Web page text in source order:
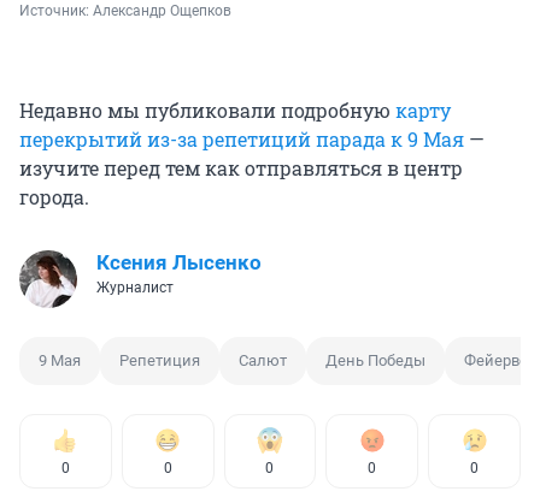
Источник: Александр Ощепков
Недавно мы публиковали подробную карту
перекрытий из-за репетиций парада к 9 Мая —
изучите перед тем как отправляться в центр
города.
Ксения Лысенко
Журналист
9 Мая Репетиция Салют День Победы
0 0 0 0 0